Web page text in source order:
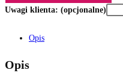
Uwagi klienta: (opcjonalne)
Opis
Opis